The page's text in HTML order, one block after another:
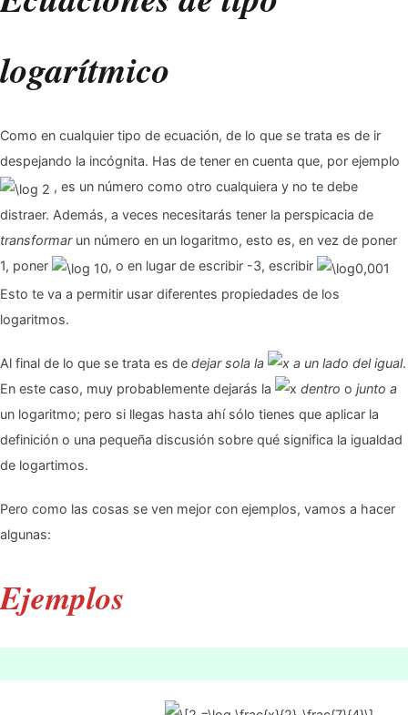
logarítmico
Como en cualquier tipo de ecuación, de lo que se trata es de ir
despejando la incógnita. Has de tener en cuenta que, por ejemplo
, es un número como otro cualquiera y no te debe
distraer. Además, a veces necesitarás tener la perspicacia de
transformarun número en un logaritmo, esto es, en vez de poner
1, poner
, o en lugar de escribir -3, escribir
Esto te va a permitir usar diferentes propiedades de los
logaritmos.
Al final de lo que se trata es de dejar sola la a un lado del igual.
En este caso, muy probablemente dejarás la
dentro o junto a
un logaritmo; pero si llegas hasta ahí sólo tienes que aplicar la
definición o una pequeña discusión sobre qué significa la igualdad
de logartimos.
Pero como las cosas se ven mejor con ejemplos, vamos a hacer
algunas:
Ejemplos